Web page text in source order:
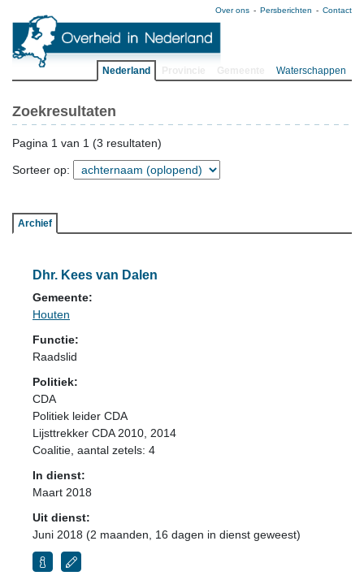
Over ons Persberichten Contact
Nederland Waterschappen
Zoekresultaten
Pagina 1 van 1 (3 resultaten)
Sorteer op:
Archief
Dhr. Kees van Dalen
Gemeente:
Houten
Functie:
Raadslid
Politiek:
CDA
Politiek leider CDA
Lijsttrekker CDA 2010, 2014
Coalitie , aantal zetels: 4
In dienst:
Maart 2018
Uit dienst:
Juni 2018 (2 maanden, 16 dagen in dienst geweest)